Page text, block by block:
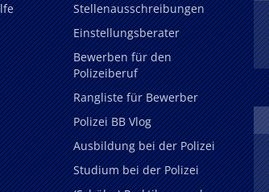
Stellenausschreibungen
Einstellungsberater
Bewerben für den
Polizeiberuf
Rangliste für Bewerber
Polizei BB Vlog
Ausbildung bei der Polizei
Studium bei der Polizei